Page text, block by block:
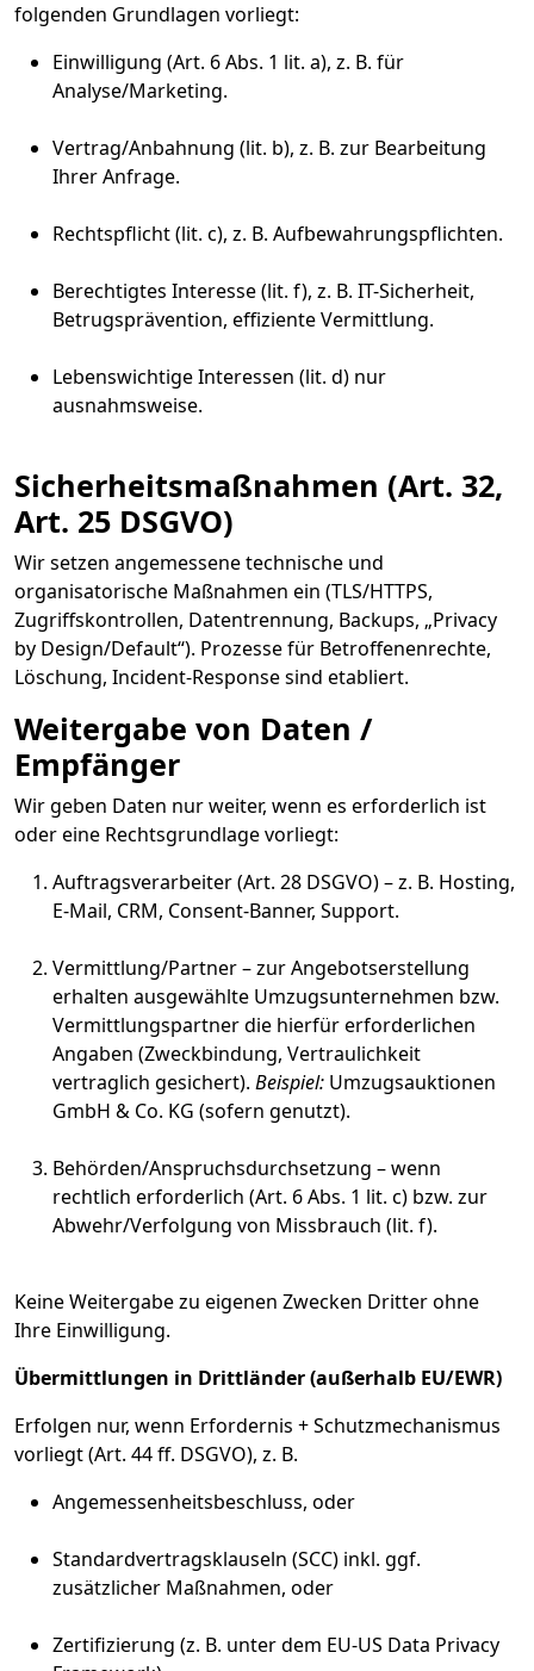
folgenden Grundlagen vorliegt:
Einwilligung (Art. 6 Abs. 1 lit. a), z. B. für
Analyse/Marketing.
Vertrag/Anbahnung (lit. b), z. B. zur Bearbeitung
Ihrer Anfrage.
Rechtspflicht (lit. c), z. B. Aufbewahrungspflichten.
Berechtigtes Interesse (lit. f), z. B. IT-Sicherheit,
Betrugsprävention, effiziente Vermittlung.
Lebenswichtige Interessen (lit. d) nur
ausnahmsweise.
Sicherheitsmaßnahmen (Art. 32,
Art. 25 DSGVO)
Wir setzen angemessene technische und
organisatorische Maßnahmen ein (TLS/HTTPS,
Zugriffskontrollen, Datentrennung, Backups, „Privacy
by Design/Default“). Prozesse für Betroffenenrechte,
Löschung, Incident-Response sind etabliert.
Weitergabe von Daten /
Empfänger
Wir geben Daten nur weiter, wenn es erforderlich ist
oder eine Rechtsgrundlage vorliegt:
Auftragsverarbeiter (Art. 28 DSGVO) – z. B. Hosting,
E-Mail, CRM, Consent-Banner, Support.
Vermittlung/Partner – zur Angebotserstellung
erhalten ausgewählte Umzugsunternehmen bzw.
Vermittlungspartner die hierfür erforderlichen
Angaben (Zweckbindung, Vertraulichkeit
vertraglich gesichert). Beispiel: Umzugsauktionen
GmbH & Co. KG (sofern genutzt).
Behörden/Anspruchsdurchsetzung – wenn
rechtlich erforderlich (Art. 6 Abs. 1 lit. c) bzw. zur
Abwehr/Verfolgung von Missbrauch (lit. f).
Keine Weitergabe zu eigenen Zwecken Dritter ohne
Ihre Einwilligung.
Übermittlungen in Drittländer (außerhalb EU/EWR)
Erfolgen nur, wenn Erfordernis + Schutzmechanismus
vorliegt (Art. 44 ff. DSGVO), z. B.
Angemessenheitsbeschluss, oder
Standardvertragsklauseln (SCC) inkl. ggf.
zusätzlicher Maßnahmen, oder
Zertifizierung (z. B. unter dem EU-US Data Privacy